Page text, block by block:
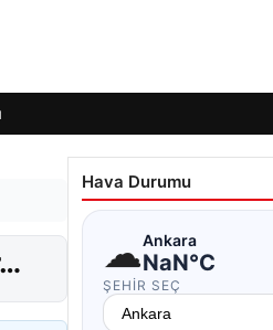
Hava Durumu
☁Ankara
NaN°C
ŞEHIR SEÇ